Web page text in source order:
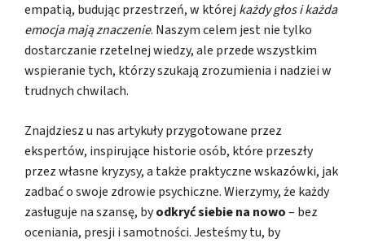
empatią, budując przestrzeń, w której każdy głos i każda
emocja mają znaczenie. Naszym celem jest nie tylko
dostarczanie rzetelnej wiedzy, ale przede wszystkim
wspieranie tych, którzy szukają zrozumienia i nadziei w
trudnych chwilach.
Znajdziesz u nas artykuły przygotowane przez
ekspertów, inspirujące historie osób, które przeszły
przez własne kryzysy, a także praktyczne wskazówki, jak
zadbać o swoje zdrowie psychiczne. Wierzymy, że każdy
zasługuje na szansę, byodkryć siebie na nowo– bez
oceniania, presji i samotności. Jesteśmy tu, by